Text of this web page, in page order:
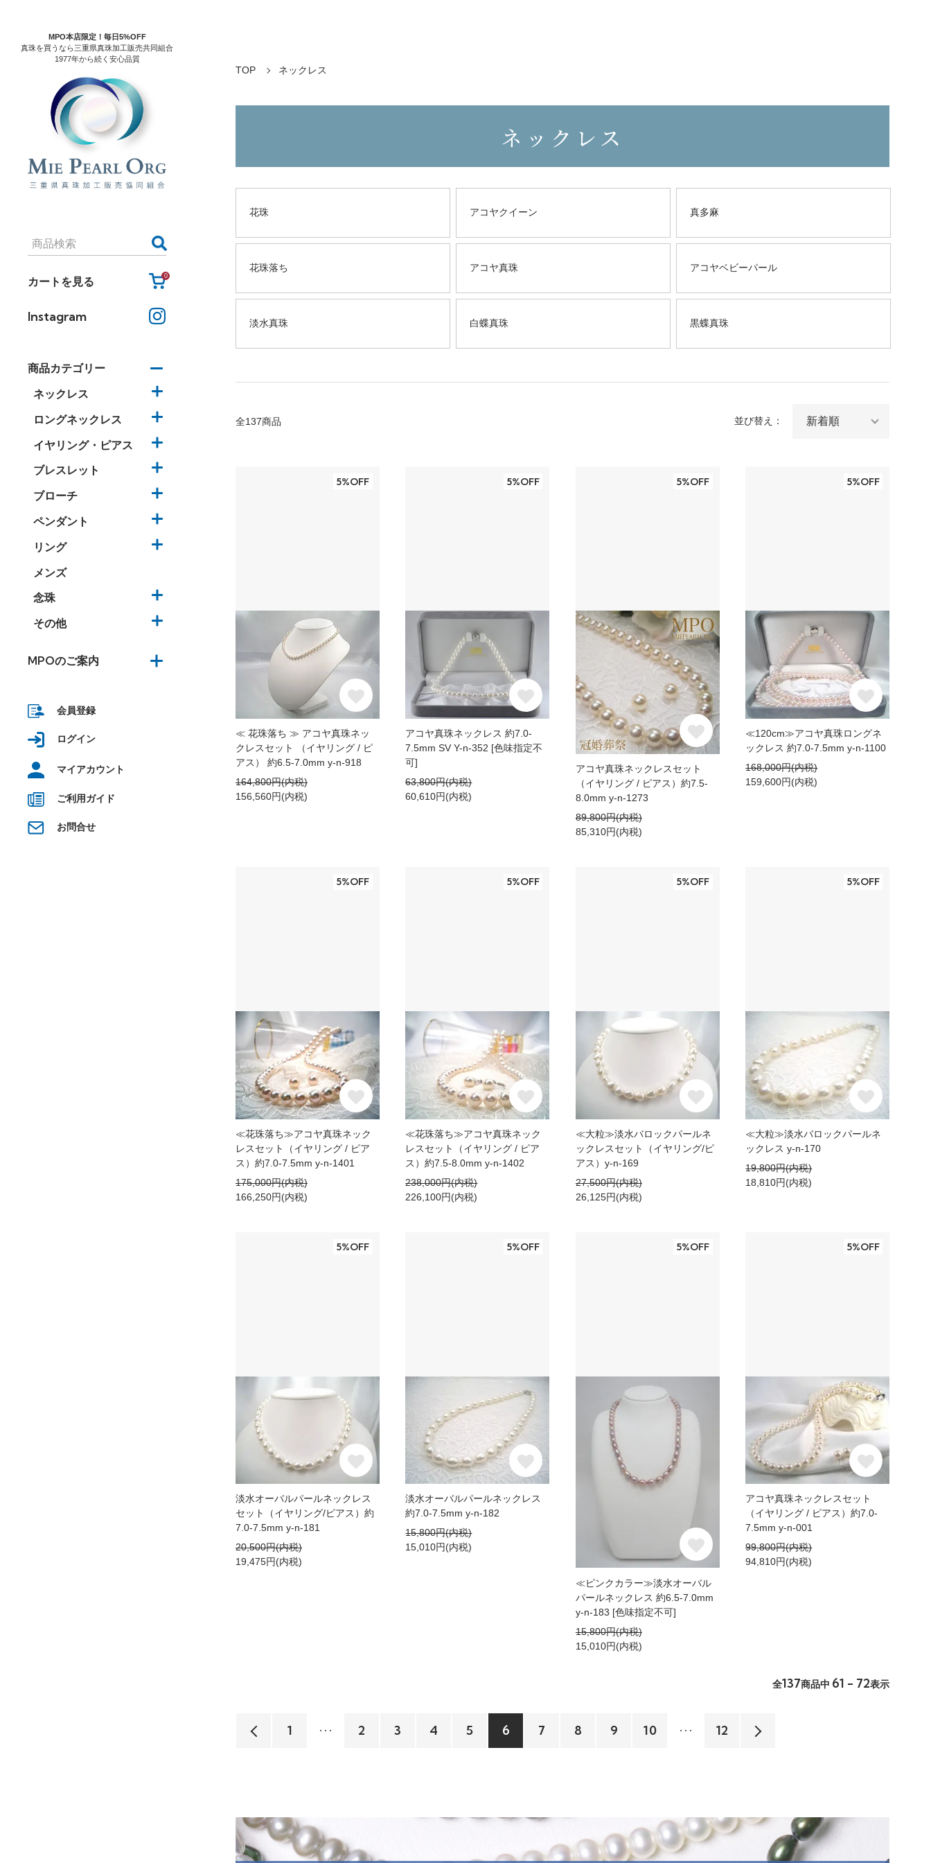
MPO本店限定！毎日5%OFF
真珠を買うなら三重県真珠加工販売共同組合
1977年から続く安心品質
カートを見る 0
Instagram
商品カテゴリー
ネックレス
ロングネックレス
イヤリング・ピアス
ブレスレット
ブローチ
ペンダント
リング
メンズ
念珠
その他
MPOのご案内
会員登録
ログイン
マイアカウント
ご利用ガイド
お問合せ
TOP ネックレス
ネックレス
花珠 アコヤクイーン 真多麻
花珠落ち アコヤ真珠 アコヤベビーパール
淡水真珠 白蝶真珠 黒蝶真珠
全137商品 並び替え：
5%OFF
≪ 花珠落ち ≫ アコヤ真珠ネッ
クレスセット （イヤリング / ピ
アス） 約6.5-7.0mm y-n-918
164,800円(内税)
156,560円(内税)
5%OFF
アコヤ真珠ネックレス 約7.0-
7.5mm SV Y-n-352 [色味指定不
可]
63,800円(内税)
60,610円(内税)
5%OFF
アコヤ真珠ネックレスセット
（イヤリング / ピアス）約7.5-
8.0mm y-n-1273
89,800円(内税)
85,310円(内税)
5%OFF
≪120cm≫アコヤ真珠ロングネ
ックレス 約7.0-7.5mm y-n-1100
168,000円(内税)
159,600円(内税)
5%OFF
≪花珠落ち≫アコヤ真珠ネック
レスセット（イヤリング / ピア
ス）約7.0-7.5mm y-n-1401
175,000円(内税)
166,250円(内税)
5%OFF
≪花珠落ち≫アコヤ真珠ネック
レスセット（イヤリング / ピア
ス）約7.5-8.0mm y-n-1402
238,000円(内税)
226,100円(内税)
5%OFF
≪大粒≫淡水バロックパールネ
ックレスセット（イヤリング/ピ
アス）y-n-169
27,500円(内税)
26,125円(内税)
5%OFF
≪大粒≫淡水バロックパールネ
ックレス y-n-170
19,800円(内税)
18,810円(内税)
5%OFF
淡水オーバルパールネックレス
セット（イヤリング/ピアス）約
7.0-7.5mm y-n-181
20,500円(内税)
19,475円(内税)
5%OFF
淡水オーバルパールネックレス
約7.0-7.5mm y-n-182
15,800円(内税)
15,010円(内税)
5%OFF
≪ピンクカラー≫淡水オーバル
パールネックレス 約6.5-7.0mm
y-n-183 [色味指定不可]
15,800円(内税)
15,010円(内税)
5%OFF
アコヤ真珠ネックレスセット
（イヤリング / ピアス）約7.0-
7.5mm y-n-001
99,800円(内税)
94,810円(内税)
全137商品中 61 - 72表示
1 2 3 4 5 6 7 8 9 10 12